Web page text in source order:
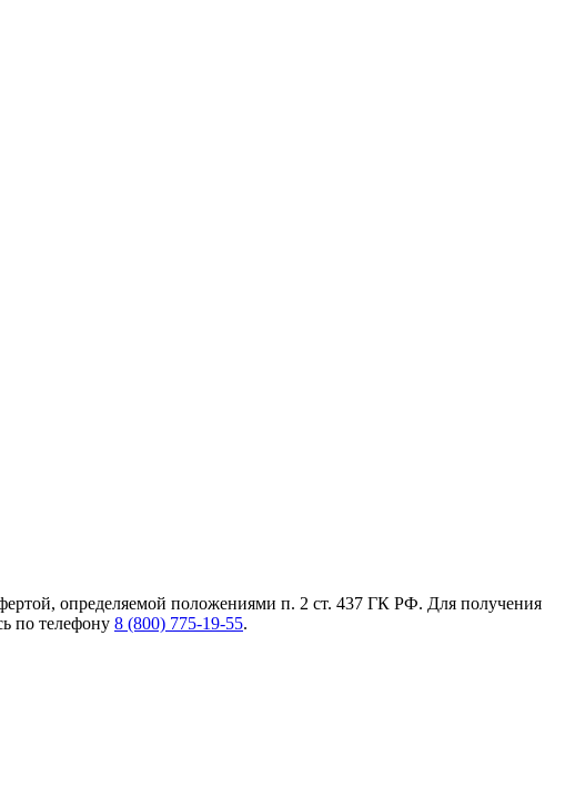
определяемой положениями п. 2 ст. 437 ГК РФ. Для получения
по телефону 8 (800) 775-19-55.